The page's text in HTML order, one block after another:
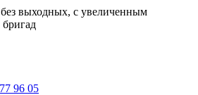
выходных, с увеличенным
96 05